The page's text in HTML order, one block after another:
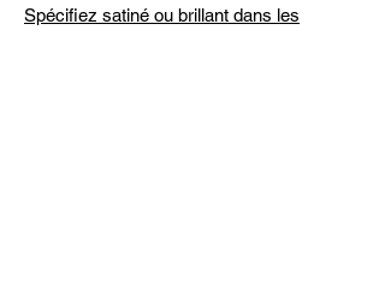
Spécifiez satiné ou brillant dans les